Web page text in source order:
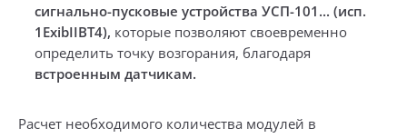
сигнально-пусковые устройства УСП-101... (исп.
1ExibIIBT4), которые позволяют своевременно
определить точку возгорания, благодаря
встроенным датчикам.
Расчет необходимого количества модулей в